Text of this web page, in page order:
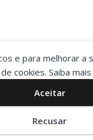
e para melhorar a
cookies. Saiba
Aceitar
Recusar